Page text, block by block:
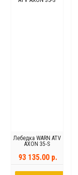
Лебедка WARN ATV
AXON 35-S
93 135.00 р.